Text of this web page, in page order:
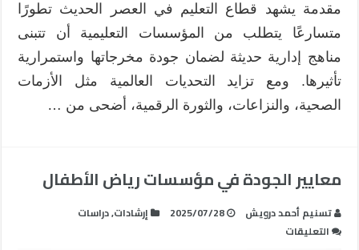
الجودة
الشاملة
في
التعليم:
نحو
تطوير
التعليم
مقدمة يشهد قطاع التعليم في العصر الحديث تطورًا
متسارعًا يتطلب من المؤسسات التعليمية أن تتبنى
مناهج إدارية حديثة لضمان جودة مخرجاتها واستمرارية
تأثيرها. ومع تزايد التحديات العالمية مثل الأزمات
الصحية، والنزاعات، والثورة الرقمية، أضحى من …
معايير الجودة في مؤسسات رياض الأطفال
تسنيم أحمد درويش 2025/07/28 إرشادات,دراسات
التعليقات